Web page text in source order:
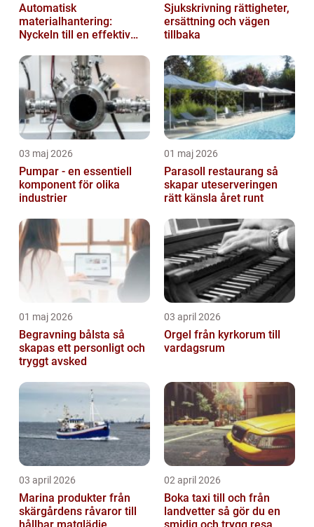
Automatisk
materialhantering:
Nyckeln till en effektiv
Sjukskrivning rättigheter,
ersättning och vägen
tillbaka
03 maj 2026
Pumpar - en essentiell
komponent för olika
industrier
01 maj 2026
Parasoll restaurang så
skapar uteserveringen
rätt känsla året runt
01 maj 2026
Begravning bålsta så
skapas ett personligt och
tryggt avsked
03 april 2026
Orgel från kyrkorum till
vardagsrum
03 april 2026
Marina produkter från
skärgårdens råvaror till
hållbar matglädje
02 april 2026
Boka taxi till och från
landvetter så gör du en
smidig och trygg resa